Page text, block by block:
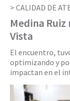
CALIDAD DE
Medina
Vista
El encuentro,
optimizando y
impactan en el